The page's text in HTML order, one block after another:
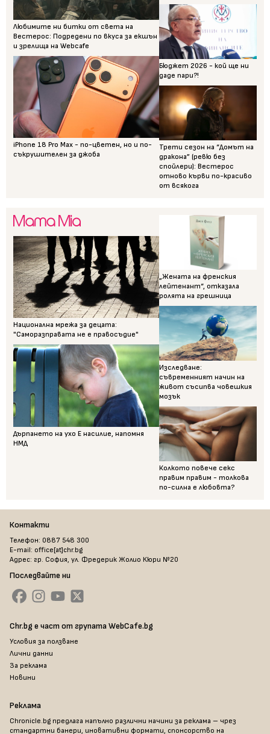
Любимите ни битки от света на
Вестерос: Подредени по вкуса за екшън
и зрелища на Webcafe
iPhone 18 Pro Max - по-цветен, но и по-
съкрушителен за джоба
Бюджет 2026 - кой ще ни
даде пари?!
Трети сезон на “Домът на
дракона” (ревю без
спойлери): Вестерос
отново кърви по-красиво
от всякога
Национална мрежа за децата:
"Саморазправата не е правосъдие"
Дърпането на ухо Е насилие, напомня
НМД
„Жената на френския
лейтенант“, отказала
ролята на грешница
Изследване:
съвременният начин на
живот съсипва човешкия
мозък
Колкото повече секс
правим правим - толкова
по-силна е любовта?
Контакти
Телефон: 0887 548 300
E-mail: office[at]chr.bg
Адрес: гр. София, ул. Фредерик Жолио Кюри №20
Последвайте ни
Chr.bg е част от групата WebCafe.bg
Условия за ползване
Лични данни
За реклама
Новини
Реклама
Chronicle.bg предлага напълно различни начини за реклама – чрез
стандартни банери, иновативни формати, спонсорство на